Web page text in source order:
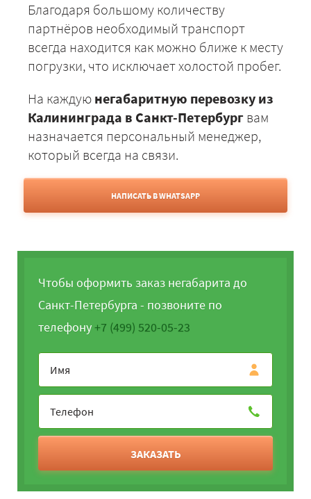
Благодаря большому количеству
партнёров необходимый транспорт
всегда находится как можно ближе к месту
погрузки, что исключает холостой пробег.
На каждую негабаритную перевозку из
Калининграда в Санкт-Петербург вам
назначается персональный менеджер,
который всегда на связи.
НАПИСАТЬ В WHATSAPP
Чтобы оформить заказ негабарита до
Санкт-Петербурга - позвоните по
телефону+7 (499) 520-05-23
ЗАКАЗАТЬ